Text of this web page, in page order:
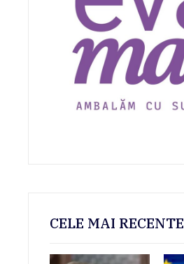
CELE MAI RECENTE